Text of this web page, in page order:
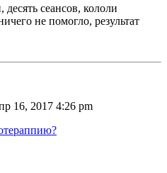
сеансов, кололи
не помогло, результат
16, 2017 4:26 pm